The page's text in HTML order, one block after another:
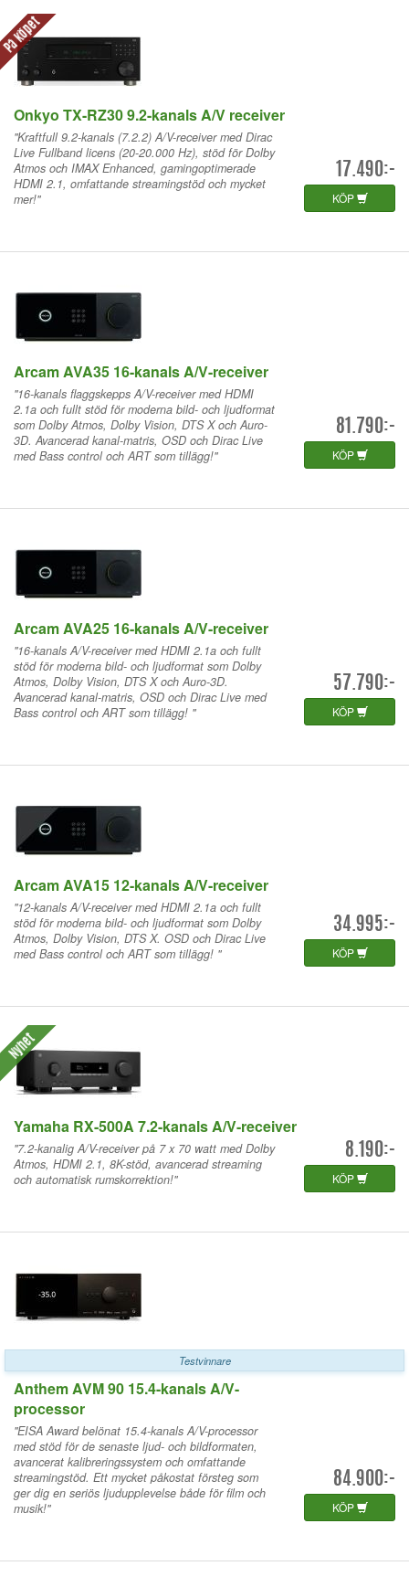
På köpet
Onkyo TX-RZ30 9.2-kanals A/V receiver
17.490:-
KÖP
"Kraftfull 9.2-kanals (7.2.2) A/V-receiver med Dirac
Live Fullband licens (20-20.000 Hz), stöd för Dolby
Atmos och IMAX Enhanced, gamingoptimerade
HDMI 2.1, omfattande streamingstöd och mycket
mer!"
Arcam AVA35 16-kanals A/V-receiver
81.790:-
KÖP
"16-kanals flaggskepps A/V-receiver med HDMI
2.1a och fullt stöd för moderna bild- och ljudformat
som Dolby Atmos, Dolby Vision, DTS X och Auro-
3D. Avancerad kanal-matris, OSD och Dirac Live
med Bass control och ART som tillägg!"
Arcam AVA25 16-kanals A/V-receiver
57.790:-
KÖP
"16-kanals A/V-receiver med HDMI 2.1a och fullt
stöd för moderna bild- och ljudformat som Dolby
Atmos, Dolby Vision, DTS X och Auro-3D.
Avancerad kanal-matris, OSD och Dirac Live med
Bass control och ART som tillägg! "
Arcam AVA15 12-kanals A/V-receiver
34.995:-
KÖP
"12-kanals A/V-receiver med HDMI 2.1a och fullt
stöd för moderna bild- och ljudformat som Dolby
Atmos, Dolby Vision, DTS X. OSD och Dirac Live
med Bass control och ART som tillägg! "
Nyhet
Yamaha RX-500A 7.2-kanals A/V-receiver
8.190:-
KÖP
"7.2-kanalig A/V-receiver på 7 x 70 watt med Dolby
Atmos, HDMI 2.1, 8K-stöd, avancerad streaming
och automatisk rumskorrektion!"
Testvinnare
Anthem AVM 90 15.4-kanals A/V-
processor
84.900:-
KÖP
"EISA Award belönat 15.4-kanals A/V-processor
med stöd för de senaste ljud- och bildformaten,
avancerat kalibreringssystem och omfattande
streamingstöd. Ett mycket påkostat försteg som
ger dig en seriös ljudupplevelse både för film och
musik!"